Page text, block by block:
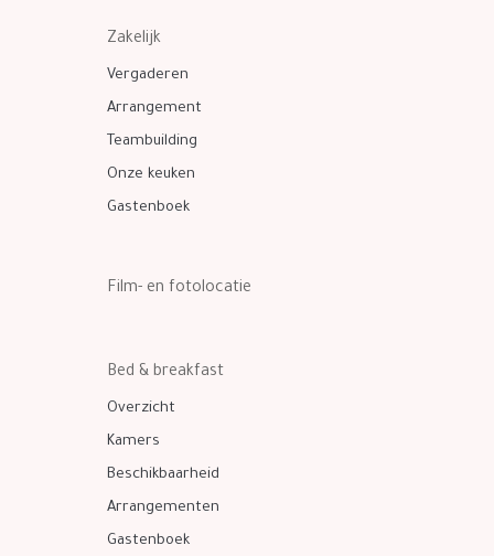
Zakelijk
Vergaderen
Arrangement
Teambuilding
Onze keuken
Gastenboek
Film- en fotolocatie
Bed & breakfast
Overzicht
Kamers
Beschikbaarheid
Arrangementen
Gastenboek